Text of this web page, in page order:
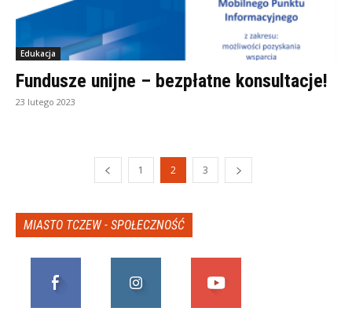
Edukacja
Fundusze unijne – bezpłatne konsultacje!
23 lutego 2023
1 2 3
MIASTO TCZEW - SPOŁECZNOŚĆ